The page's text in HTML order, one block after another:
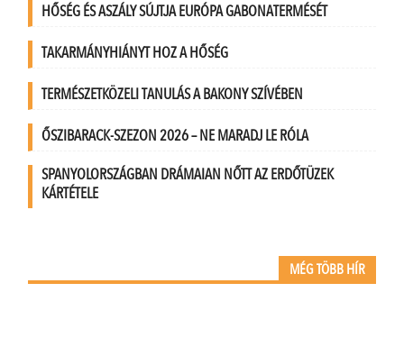
HŐSÉG ÉS ASZÁLY SÚJTJA EURÓPA GABONATERMÉSÉT
TAKARMÁNYHIÁNYT HOZ A HŐSÉG
TERMÉSZETKÖZELI TANULÁS A BAKONY SZÍVÉBEN
ŐSZIBARACK-SZEZON 2026 – NE MARADJ LE RÓLA
SPANYOLORSZÁGBAN DRÁMAIAN NŐTT AZ ERDŐTÜZEK
KÁRTÉTELE
MÉG TÖBB HÍR